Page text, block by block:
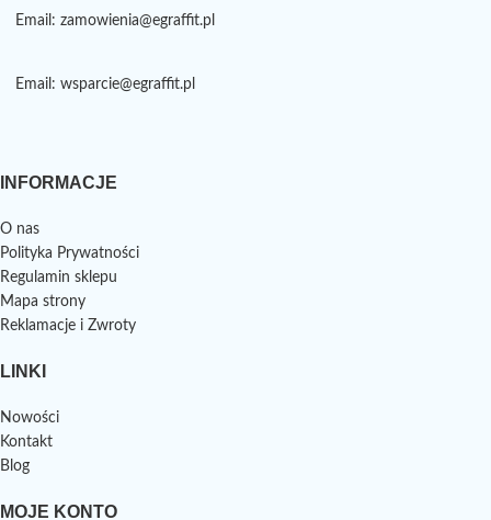
Email: zamowienia@egraffit.pl
Email: wsparcie@egraffit.pl
INFORMACJE
O nas
Polityka Prywatności
Regulamin sklepu
Mapa strony
Reklamacje i Zwroty
LINKI
Nowości
Kontakt
Blog
MOJE KONTO